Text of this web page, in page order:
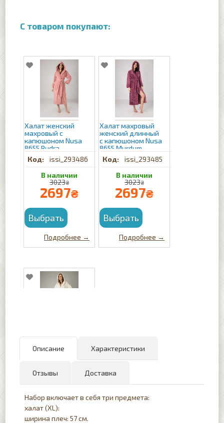
Халат женский
махровый с
капюшоном Nusa
8655 Pudra
issi_293486
3023₴
2697₴
Халат махровый
женский длинный
с капюшоном Nusa
8655 Murdum
issi_293485
3023₴
2697₴
Халат женский
длинный с
капюшоном Nusa
issi_293484
2697
Описание Характеристики
Отзывы Доставка
Набор включает в себя три предмета:
халат (XL):
ширина плеч: 57 см.